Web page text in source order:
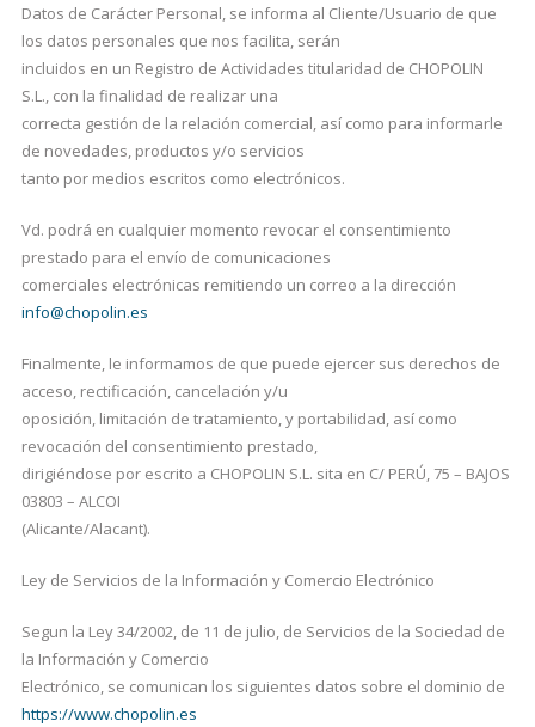
Datos de Carácter Personal, se informa al Cliente/Usuario de que
los datos personales que nos facilita, serán
incluidos en un Registro de Actividades titularidad de CHOPOLIN
S.L., con la finalidad de realizar una
correcta gestión de la relación comercial, así como para informarle
de novedades, productos y/o servicios
tanto por medios escritos como electrónicos.
Vd. podrá en cualquier momento revocar el consentimiento
prestado para el envío de comunicaciones
comerciales electrónicas remitiendo un correo a la dirección
info@chopolin.es
Finalmente, le informamos de que puede ejercer sus derechos de
acceso, rectificación, cancelación y/u
oposición, limitación de tratamiento, y portabilidad, así como
revocación del consentimiento prestado,
dirigiéndose por escrito a CHOPOLIN S.L. sita en C/ PERÚ, 75 – BAJOS
03803 – ALCOI
(Alicante/Alacant).
Ley de Servicios de la Información y Comercio Electrónico
Segun la Ley 34/2002, de 11 de julio, de Servicios de la Sociedad de
la Información y Comercio
Electrónico, se comunican los siguientes datos sobre el dominio de
https://www.chopolin.es